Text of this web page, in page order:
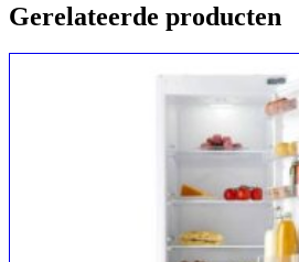
Gerelateerde producten